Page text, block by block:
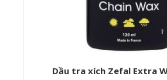
Dầu tra xích Zefal Extra